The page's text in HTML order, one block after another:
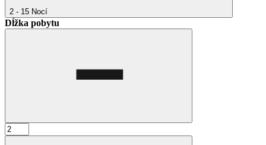
2 - 15 Nocí
Dĺžka pobytu